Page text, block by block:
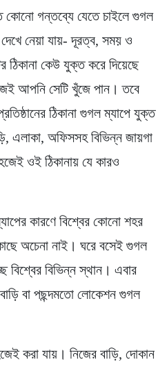
কোনো গন্তব্যে যেতে চাইলে গুগল
নেয়া যায়- দূরত্ব, সময় ও
ঠিকানা কেউ যুক্ত করে দিয়েছে
আপনি সেটি খুঁজে পান। তবে
ঠিকানা গুগল ম্যাপে যুক্ত
এলাকা, অফিসসহ বিভিন্ন জায়গা
ওই ঠিকানায় যে কারও
কারণে বিশ্বের কোনো শহর
অচেনা নাই। ঘরে বসেই গুগল
বিশ্বের বিভিন্ন স্থান। এবার
বা পছন্দমতো লোকেশন গুগল
করা যায়। নিজের বাড়ি, দোকান